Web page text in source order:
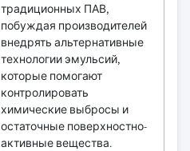
традиционных ПАВ,
побуждая производителей
внедрять альтернативные
технологии эмульсий,
которые помогают
контролировать
химические выбросы и
остаточные поверхностно-
активные вещества.